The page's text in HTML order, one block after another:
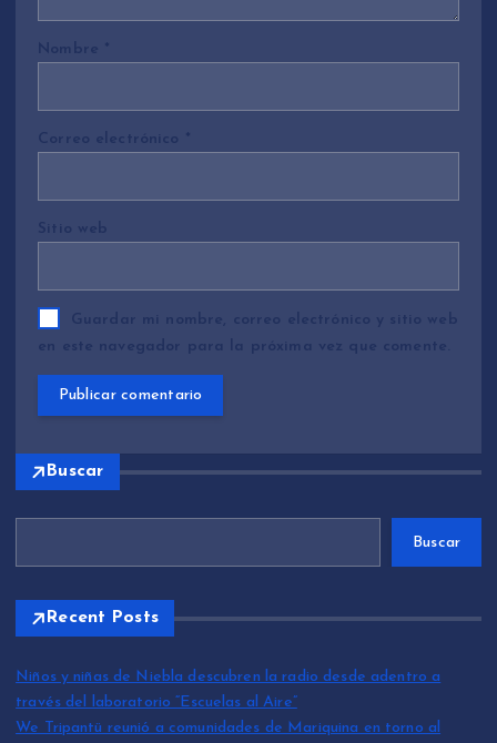
Nombre *
Correo electrónico *
Sitio web
Guardar mi nombre, correo electrónico y sitio web
en este navegador para la próxima vez que comente.
Buscar
Buscar
Recent Posts
Niños y niñas de Niebla descubren la radio desde adentro a
través del laboratorio “Escuelas al Aire”
We Tripantü reunió a comunidades de Mariquina en torno al